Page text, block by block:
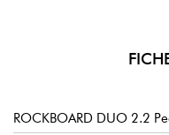
ROCKBOARD DUO 2.2